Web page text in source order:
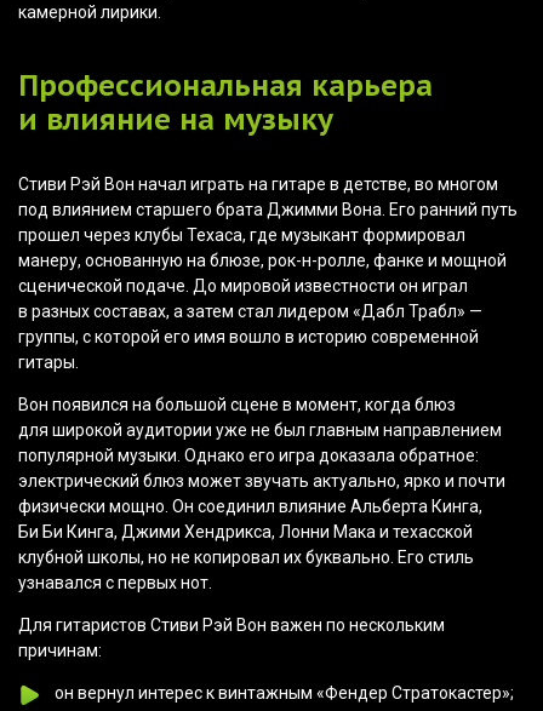
камерной лирики.
Профессиональная карьера
и влияние на музыку
Стиви Рэй Вон начал играть на гитаре в детстве, во многом
под влиянием старшего брата Джимми Вона. Его ранний путь
прошел через клубы Техаса, где музыкант формировал
манеру, основанную на блюзе, рок-н-ролле, фанке и мощной
сценической подаче. До мировой известности он играл
в разных составах, а затем стал лидером «Дабл Трабл» —
группы, с которой его имя вошло в историю современной
гитары.
Вон появился на большой сцене в момент, когда блюз
для широкой аудитории уже не был главным направлением
популярной музыки. Однако его игра доказала обратное:
электрический блюз может звучать актуально, ярко и почти
физически мощно. Он соединил влияние Альберта Кинга,
Би Би Кинга, Джими Хендрикса, Лонни Мака и техасской
клубной школы, но не копировал их буквально. Его стиль
узнавался с первых нот.
Для гитаристов Стиви Рэй Вон важен по нескольким
причинам:
он вернул интерес к винтажным «Фендер Стратокастер»;